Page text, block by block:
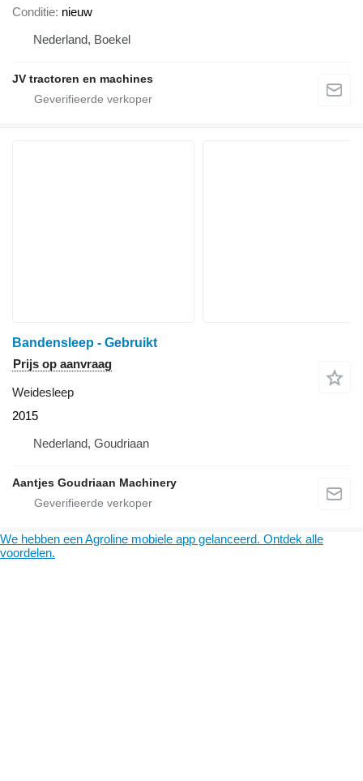
Conditie nieuw
Nederland, Boekel
JV tractoren en machines
Bandensleep - Gebruikt
Prijs op aanvraag
Weidesleep
2015
Nederland, Goudriaan
Aantjes Goudriaan Machinery
We hebben een Agroline mobiele app gelanceerd. Ontdek alle
voordelen.